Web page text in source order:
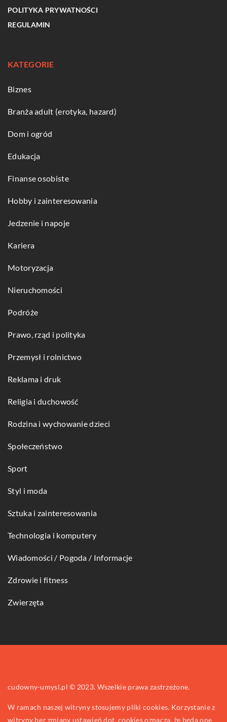
POLITYKA PRYWATNOŚCI
REGULAMIN
KATEGORIE
Biznes
Branża adult (erotyka, hazard)
Dom i ogród
Edukacja
Finanse osobiste
Hobby i zainteresowania
Jedzenie i napoje
Kariera
Motoryzacja
Nieruchomości
Podróże
Prawo, rząd i polityka
Przemysł i rolnictwo
Reklama i druk
Religia i duchowość
Rodzina i wychowanie dzieci
Społeczeństwo
Sport
Styl i moda
Sztuka i zainteresowania
Technologia i komputery
Wiadomości / Pogoda / Informacje
Zdrowie i fitness
Zwierzęta
cudowny-umysl.pl © 2023. Wszelkie prawa zastrzeżone.
W ramach naszej witryny stosujemy pliki cookies. Korzystanie z
witryny bez zmiany ustawień dot. cookies oznacza, że będą one